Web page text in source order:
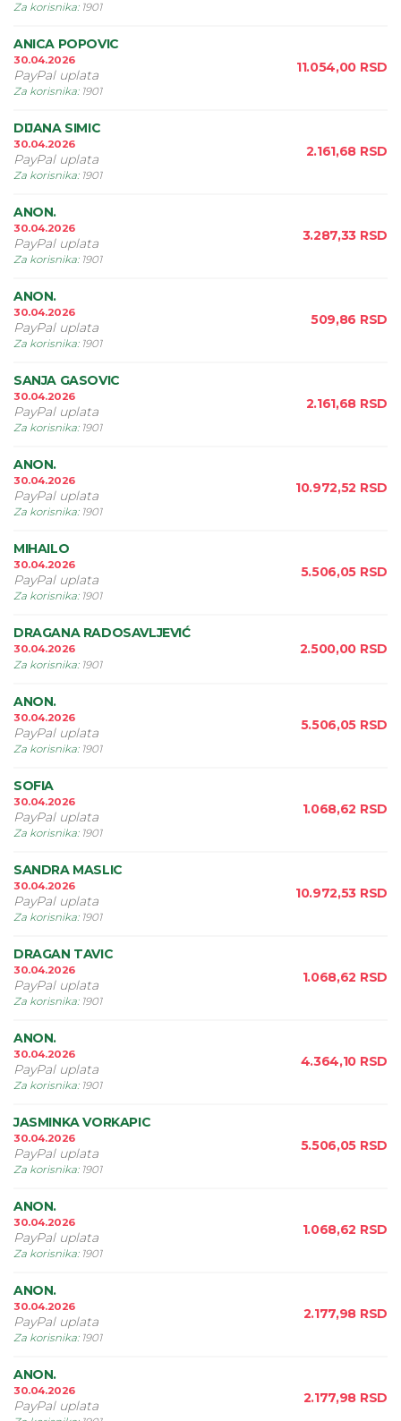
Za korisnika: 1901
ANICA POPOVIC
30.04.2026
PayPal uplata
Za korisnika: 1901
11.054,00 RSD
DIJANA SIMIC
30.04.2026
PayPal uplata
Za korisnika: 1901
2.161,68 RSD
ANON.
30.04.2026
PayPal uplata
Za korisnika: 1901
3.287,33 RSD
ANON.
30.04.2026
PayPal uplata
Za korisnika: 1901
509,86 RSD
SANJA GASOVIC
30.04.2026
PayPal uplata
Za korisnika: 1901
2.161,68 RSD
ANON.
30.04.2026
PayPal uplata
Za korisnika: 1901
10.972,52 RSD
MIHAILO
30.04.2026
PayPal uplata
Za korisnika: 1901
5.506,05 RSD
DRAGANA RADOSAVLJEVIĆ
30.04.2026
Za korisnika: 1901
2.500,00 RSD
ANON.
30.04.2026
PayPal uplata
Za korisnika: 1901
5.506,05 RSD
SOFIA
30.04.2026
PayPal uplata
Za korisnika: 1901
1.068,62 RSD
SANDRA MASLIC
30.04.2026
PayPal uplata
Za korisnika: 1901
10.972,53 RSD
DRAGAN TAVIC
30.04.2026
PayPal uplata
Za korisnika: 1901
1.068,62 RSD
ANON.
30.04.2026
PayPal uplata
Za korisnika: 1901
4.364,10 RSD
JASMINKA VORKAPIC
30.04.2026
PayPal uplata
Za korisnika: 1901
5.506,05 RSD
ANON.
30.04.2026
PayPal uplata
Za korisnika: 1901
1.068,62 RSD
ANON.
30.04.2026
PayPal uplata
Za korisnika: 1901
2.177,98 RSD
ANON.
30.04.2026
PayPal uplata 2.177,98 RSD